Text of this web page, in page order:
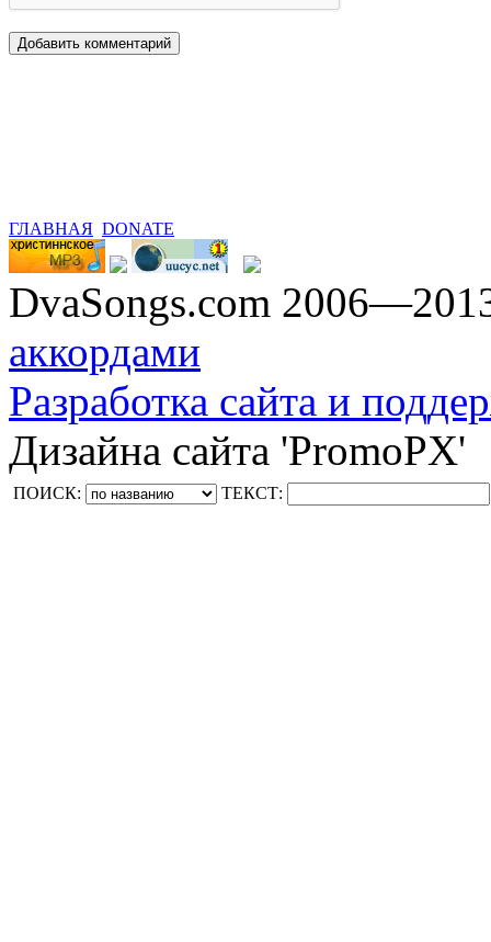
ГЛАВНАЯ DONATE
DvaSongs.com
аккордами
Разработка сайта и
Дизайна сайта 'PromoPX'
ПОИСК: ТЕКСТ: